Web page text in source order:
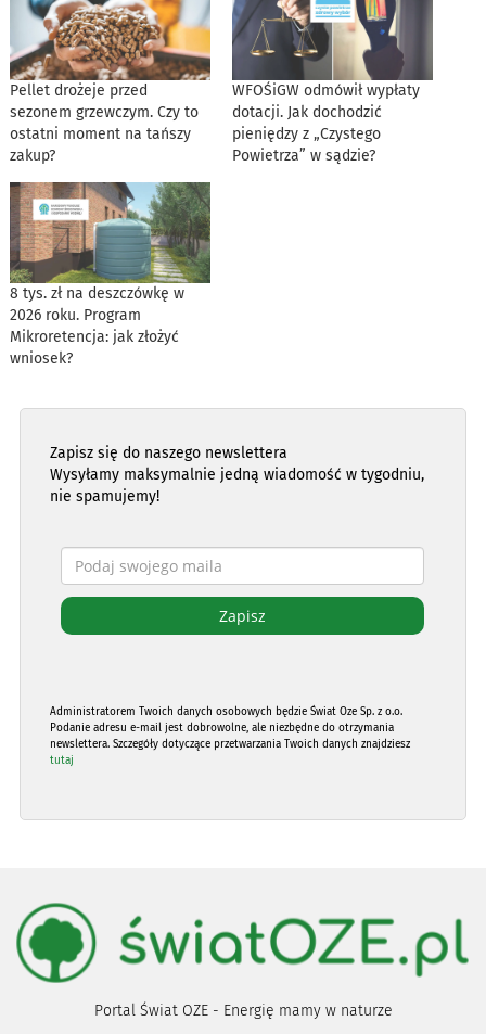
Pellet drożeje przed
sezonem grzewczym. Czy to
ostatni moment na tańszy
zakup?
WFOŚiGW odmówił wypłaty
dotacji. Jak dochodzić
pieniędzy z „Czystego
Powietrza” w sądzie?
8 tys. zł na deszczówkę w
2026 roku. Program
Mikroretencja: jak złożyć
wniosek?
Zapisz się do naszego newslettera
Wysyłamy maksymalnie jedną wiadomość w tygodniu,
nie spamujemy!
Administratorem Twoich danych osobowych będzie Świat Oze Sp. z o.o.
Podanie adresu e-mail jest dobrowolne, ale niezbędne do otrzymania
newslettera. Szczegóły dotyczące przetwarzania Twoich danych znajdziesz
tutaj
Portal Świat OZE - Energię mamy w naturze